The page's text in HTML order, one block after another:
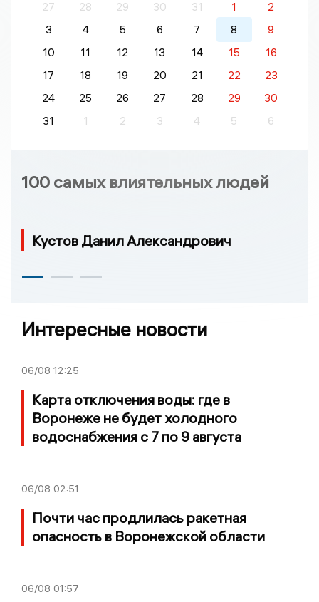
27 28 29 30 31 1
2
3
4 5 6 7 8
9
10
11 12 13 14 15
16
17
18 19 20 21 22
23
24
25 26 27 28 29
30
31
1 2 3 4 5 6
100 самых влиятельных людей
Кустов Данил Александрович
Интересные новости
06/08 12:25
Карта отключения воды: где в
Воронеже не будет холодного
водоснабжения с 7 по 9 августа
06/08 02:51
Почти час продлилась ракетная
опасность в Воронежской области
06/08 01:57